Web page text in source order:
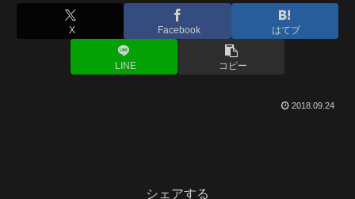
X Facebook はてブ
LINE コピー
2018.09.24
シェアする